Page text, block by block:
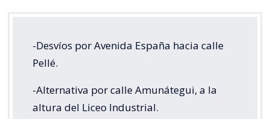
-Desvíos por Avenida España hacia calle
Pellé.
-Alternativa por calle Amunátegui, a la
altura del Liceo Industrial.